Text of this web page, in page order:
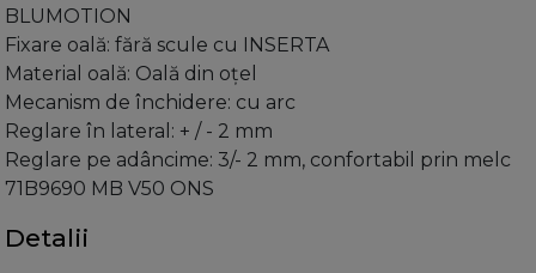
BLUMOTION
Fixare oală: fără scule cu INSERTA
Material oală: Oală din oţel
Mecanism de închidere: cu arc
Reglare în lateral: + / - 2 mm
Reglare pe adâncime: 3/- 2 mm, confortabil prin melc
71B9690 MB V50 ONS
Detalii